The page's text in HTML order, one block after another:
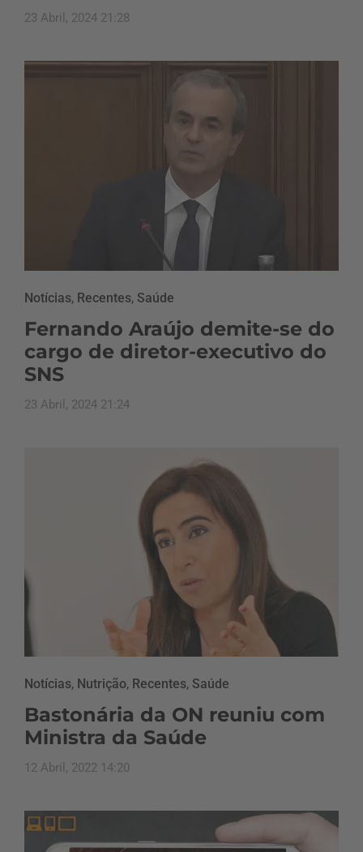
23 Abril, 2024 21:28
Notícias, Recentes, Saúde
Fernando Araújo demite-se do
cargo de diretor-executivo do
SNS
23 Abril, 2024 21:24
Notícias, Nutrição, Recentes, Saúde
Bastonária da ON reuniu com
Ministra da Saúde
12 Abril, 2022 14:20